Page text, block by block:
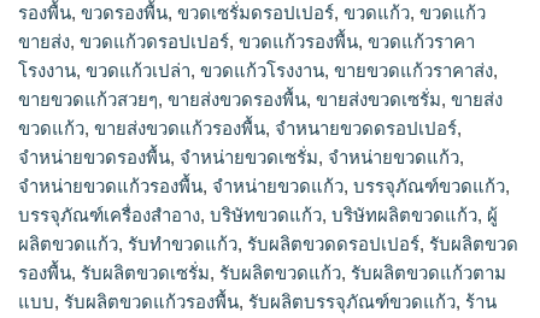
ขวดแก้วโรงงาน, ขายขวดแก้วราคาส่ง, ขายขวดแก้วสวยๆ, ขายส่ง
ขวดรองพื้น, ขายส่งขวดเซรั่ม, ขายส่งขวดแก้ว, ขายส่งขวดแก้ว
รองพื้น, จำหนายขวดดรอปเปอร์, จำหน่ายขวดรองพื้น, จำหน่าย
ขวดเซรั่ม, จำหน่ายขวดแก้ว, จำหน่ายขวดแก้วรองพื้น, จําหน่าย
ขวดแก้ว, บรรจุภัณฑ์ขวดแก้ว, บรรจุภัณฑ์เครื่องสำอาง, บริษัท
ขวดแก้ว, บริษัทผลิตขวดแก้ว, ผู้ผลิตขวดแก้ว, รับทำขวดแก้ว, รับ
ผลิตขวดดรอปเปอร์, รับผลิตขวดรองพื้น, รับผลิตขวดเซรั่ม, รับ
ผลิตขวดแก้ว, รับผลิตขวดแก้วตามแบบ, รับผลิตขวดแก้วรองพื้น,
รับผลิตบรรจุภัณฑ์ขวดแก้ว, ร้านขายขวดแก้ว, ร้านขายขวดแก้ว
ราคาส่ง, ร้านขายขวดแก้วใกล้ฉัน, หัวดรอปเปอร์, แพ็คเกจขวด
แก้ว, แพ็คเกจเครื่องสำอาง, แหล่งขายขวดแก้ว, โรงงานขวดแก้ว,
โรงงานขวดแก้วขายส่ง, โรงงานขายขวดแก้ว, โรงงานทำขวดแก้ว,
รองพื้น, ขวดรองพื้น, ขวดเซรั่มดรอปเปอร์, ขวดแก้ว, ขวดแก้ว
ขายส่ง, ขวดแก้วดรอปเปอร์, ขวดแก้วรองพื้น, ขวดแก้วราคา
โรงงาน, ขวดแก้วเปล่า, ขวดแก้วโรงงาน, ขายขวดแก้วราคาส่ง,
ขายขวดแก้วสวยๆ, ขายส่งขวดรองพื้น, ขายส่งขวดเซรั่ม, ขายส่ง
ขวดแก้ว, ขายส่งขวดแก้วรองพื้น, จำหนายขวดดรอปเปอร์,
จำหน่ายขวดรองพื้น, จำหน่ายขวดเซรั่ม, จำหน่ายขวดแก้ว,
จำหน่ายขวดแก้วรองพื้น, จําหน่ายขวดแก้ว, บรรจุภัณฑ์ขวดแก้ว,
บรรจุภัณฑ์เครื่องสำอาง, บริษัทขวดแก้ว, บริษัทผลิตขวดแก้ว, ผู้
ผลิตขวดแก้ว, รับทำขวดแก้ว, รับผลิตขวดดรอปเปอร์, รับผลิตขวด
รองพื้น, รับผลิตขวดเซรั่ม, รับผลิตขวดแก้ว, รับผลิตขวดแก้วตาม
แบบ, รับผลิตขวดแก้วรองพื้น, รับผลิตบรรจุภัณฑ์ขวดแก้ว, ร้าน